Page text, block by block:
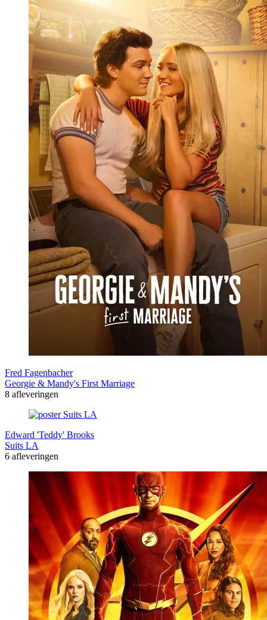
Fred Fagenbacher
Georgie & Mandy's First Marriage
8 afleveringen
Edward 'Teddy' Brooks
Suits LA
6 afleveringen